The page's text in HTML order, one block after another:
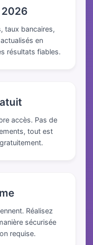
2026
taux bancaires,
en
résultats fiables.
accès. Pas de
tout est
Réalisez
sécurisée
requise.